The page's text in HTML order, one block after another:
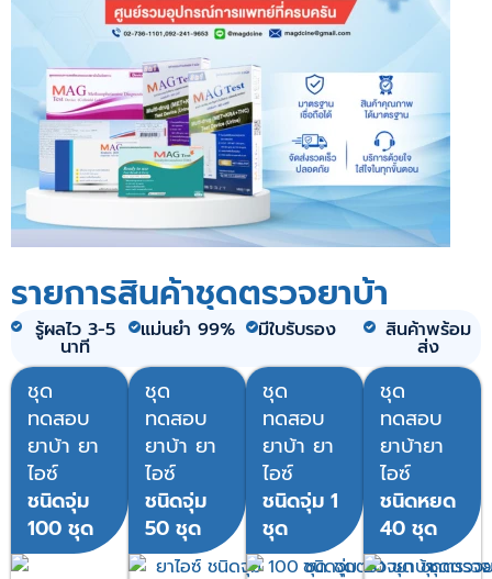
รายการสินค้าชุดตรวจยาบ้า
รู้ผลไว 3-5
นาที
แม่นยำ 99% มีใบรับรอง สินค้าพร้อม
ส่ง
ชุด
ทดสอบ
ยาบ้า ยา
ไอซ์
ชนิดจุ่ม
100 ชุด
ชุด
ทดสอบ
ยาบ้า ยา
ไอซ์
ชนิดจุ่ม
50 ชุด
ชุด
ทดสอบ
ยาบ้า ยา
ไอซ์
ชนิดจุ่ม 1
ชุด
ชุด
ทดสอบ
ยาบ้ายา
ไอซ์
ชนิดหยด
40 ชุด